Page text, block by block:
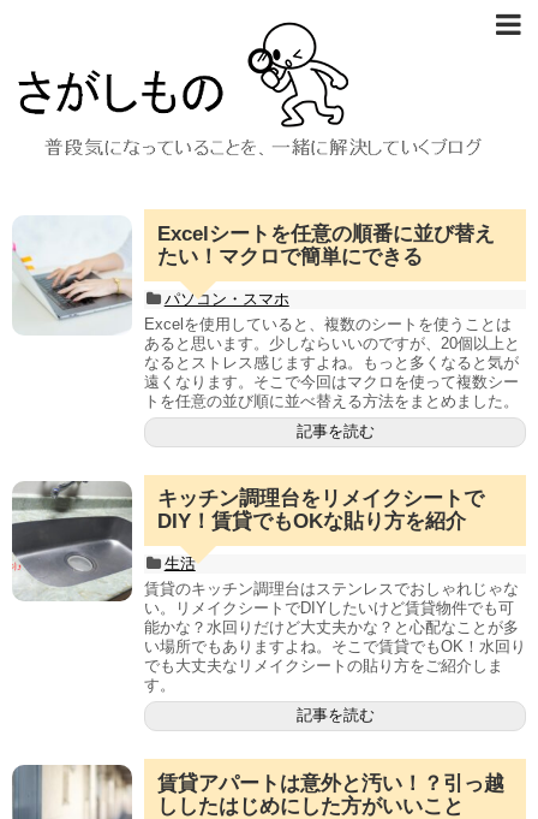
Excelシートを任意の順番に並び替え
たい！マクロで簡単にできる
パソコン・スマホ
Excelを使用していると、複数のシートを使うことは
あると思います。少しならいいのですが、20個以上と
なるとストレス感じますよね。もっと多くなると気が
遠くなります。そこで今回はマクロを使って複数シー
トを任意の並び順に並べ替える方法をまとめました。
記事を読む
キッチン調理台をリメイクシートで
DIY！賃貸でもOKな貼り方を紹介
生活
賃貸のキッチン調理台はステンレスでおしゃれじゃな
い。リメイクシートでDIYしたいけど賃貸物件でも可
能かな？水回りだけど大丈夫かな？と心配なことが多
い場所でもありますよね。そこで賃貸でもOK！水回り
でも大丈夫なリメイクシートの貼り方をご紹介しま
す。
記事を読む
賃貸アパートは意外と汚い！？引っ越
ししたはじめにした方がいいこと